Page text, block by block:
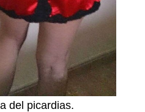
del picardias.